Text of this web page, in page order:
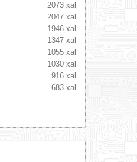
2073 xal
2047 xal
1946 xal
1347 xal
1055 xal
1030 xal
916 xal
683 xal